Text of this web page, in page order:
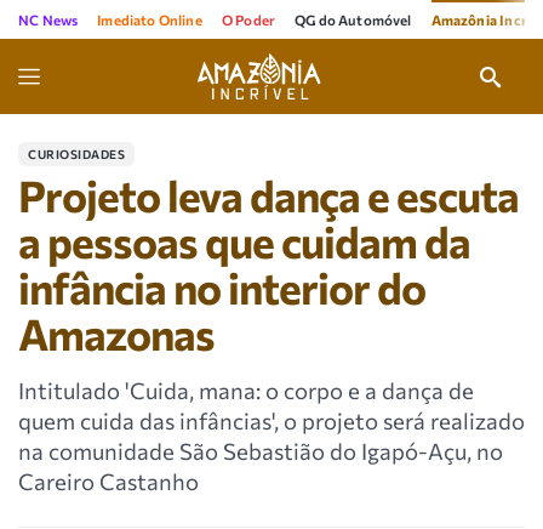
NC News Imediato Online O Poder QG do Automóvel Amazônia
CURIOSIDADES
Projeto leva dança e escuta
a pessoas que cuidam da
infância no interior do
Amazonas
Intitulado 'Cuida, mana: o corpo e a dança de
quem cuida das infâncias', o projeto será realizado
na comunidade São Sebastião do Igapó-Açu, no
Careiro Castanho